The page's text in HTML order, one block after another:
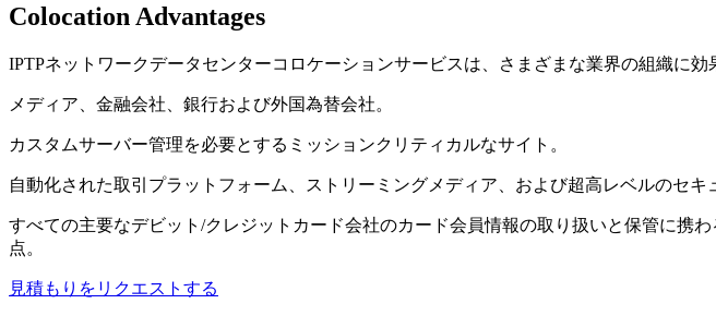
Colocation Advantages
IPTPネットワークデータセンターコロケーションサービスは、さまざまな業界の組織に
メディア、金融会社、銀行および外国為替会社。
カスタムサーバー管理を必要とするミッションクリティカルなサイト。
自動化された取引プラットフォーム、ストリーミングメディア、および超高レベルのセ
すべての主要なデビット/クレジットカード会社のカード会員情報の取り扱いと保管に携
点。
見積もりをリクエストする